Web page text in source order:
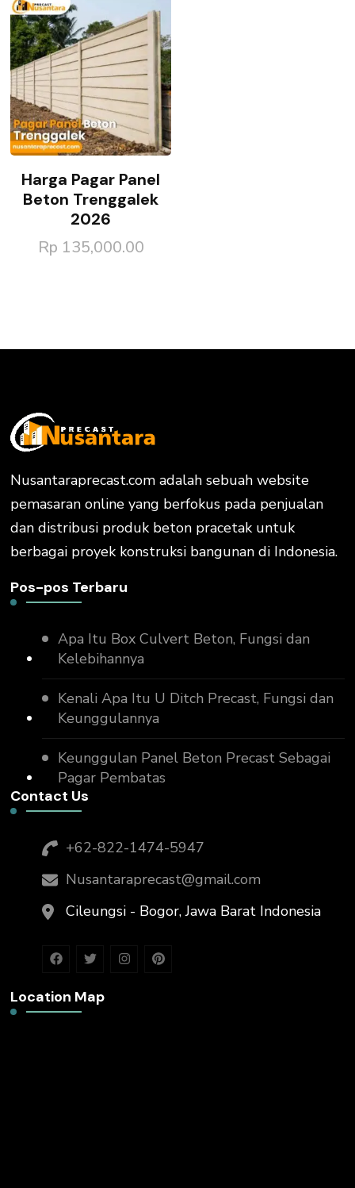
Harga Pagar Panel
Beton Trenggalek
2026
Rp 135,000.00
Nusantaraprecast.com adalah sebuah website
pemasaran online yang berfokus pada penjualan
dan distribusi produk beton pracetak untuk
berbagai proyek konstruksi bangunan di Indonesia.
Pos-pos Terbaru
Apa Itu Box Culvert Beton, Fungsi dan
Kelebihannya
Kenali Apa Itu U Ditch Precast, Fungsi dan
Keunggulannya
Keunggulan Panel Beton Precast Sebagai
Pagar Pembatas
Contact Us
+62-822-1474-5947
Nusantaraprecast@gmail.com
Cileungsi - Bogor, Jawa Barat Indonesia
Location Map